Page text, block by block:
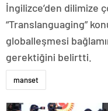
İngilizce’den dilimize
“Translanguaging”
globalleşmesi
gerektiğini belirtti.
manset